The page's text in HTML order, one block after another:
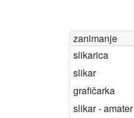
zanimanje
slikarica
slikar
grafičarka
slikar - amater